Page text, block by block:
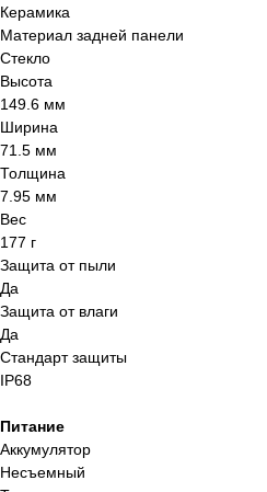
Керамика
Материал задней панели
Стекло
Высота
149.6 мм
Ширина
71.5 мм
Толщина
7.95 мм
Вес
177 г
Защита от пыли
Да
Защита от влаги
Да
Стандарт защиты
IP68
Питание
Аккумулятор
Несъемный
Apple